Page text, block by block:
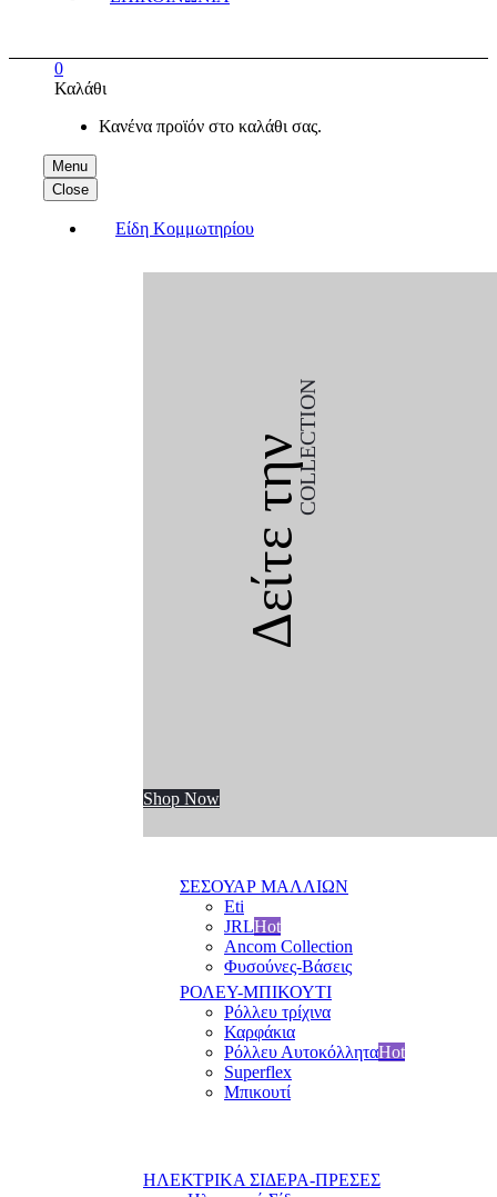
Menu
Close
Είδη Κομμωτηρίου
Δείτε τηνCOLLECTION
Shop Now
ΣΕΣΟΥΑΡ ΜΑΛΛΙΩΝ
Eti
JRLHot
Ancom Collection
Φυσούνες-Βάσεις
ΡΟΛΕΥ-ΜΠΙΚΟΥΤΙ
Ρόλλευ τρίχινα
Καρφάκια
Ρόλλευ ΑυτοκόλληταHot
Superflex
Μπικουτί
ΗΛΕΚΤΡΙΚΑ ΣΙΔΕΡΑ-ΠΡΕΣΕΣ
0
Καλάθι
Κανένα προϊόν στο καλάθι σας.